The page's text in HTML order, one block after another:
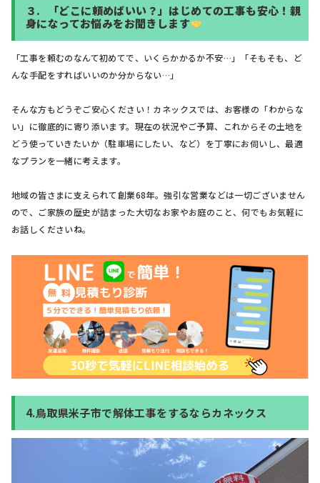
３.
「どこに頼めばいい？」はじめての工事も安心！親
身になってお悩みをお聞きします
「工事を頼むのなんて初めてで、いくらかかるか不安…」「そもそも、ど
んな手配をすればいいのか分からない…」
そんな方もどうぞご安心ください！カネックスでは、お客様の「わからな
い」に徹底的に寄り添います。現在の状況やご予算、これからその土地を
どう使っていきたいか（駐車場にしたい、など）を丁寧にお伺いし、最適
なプランを一緒に考えます。
地域の皆さまに支えられて創業68年。強引な営業などは一切ございません
ので、ご家族の歴史が詰まった大切なお家やお庭のこと、何でもお気軽に
お話しくださいね。
4.鳥取県米子市で解体工事をするならカネックス